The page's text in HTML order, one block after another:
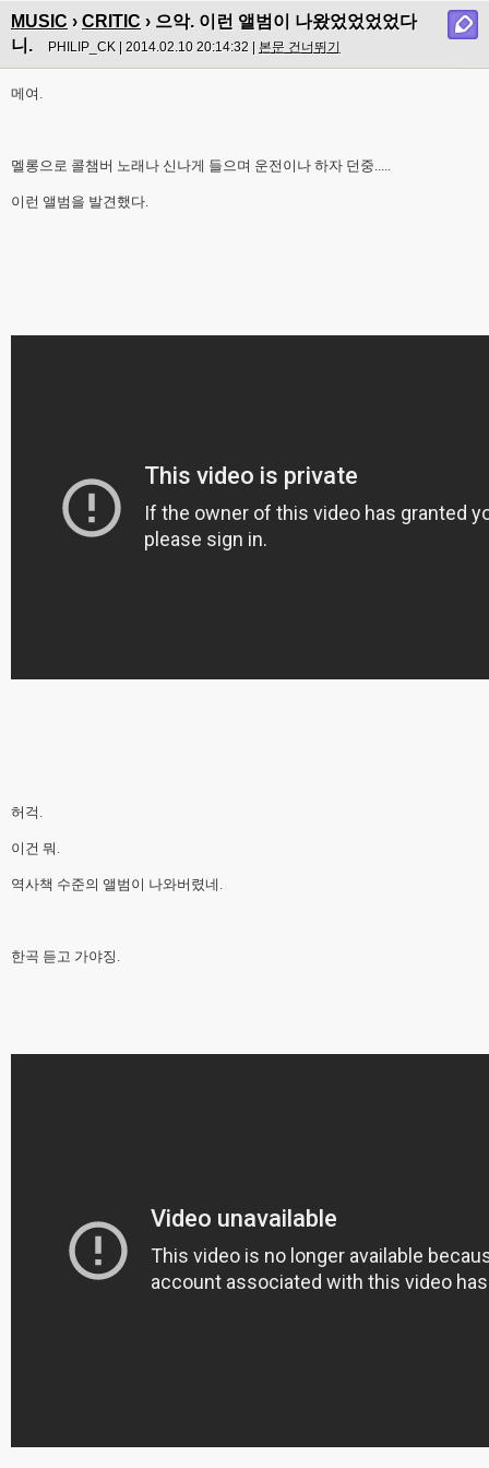
MUSIC › CRITIC › 으악. 이런 앨범이 나왔었었었었다
니.
PHILIP_CK | 2014.02.10 20:14:32 | 본문 건너뛰기
메여.
멜롱으로 콜챔버 노래나 신나게 들으며 운전이나 하자 던중.....
이런 앨범을 발견했다.
허걱.
이건 뭐.
역사책 수준의 앨범이 나와버렸네.
한곡 듣고 가야징.